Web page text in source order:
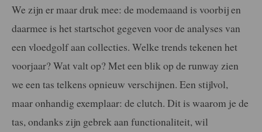
We zijn er maar druk mee: de modemaand is voorbij en
daarmee is het startschot gegeven voor de analyses van
een vloedgolf aan collecties. Welke trends tekenen het
voorjaar? Wat valt op? Met een blik op de runway zien
we een tas telkens opnieuw verschijnen. Een stijlvol,
maar onhandig exemplaar: de clutch. Dit is waarom je de
tas, ondanks zijn gebrek aan functionaliteit, wil